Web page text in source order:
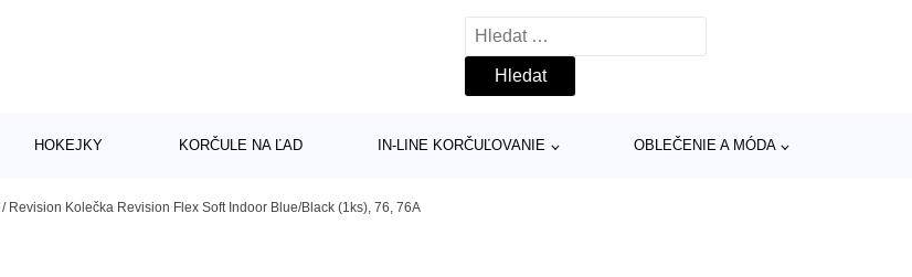
Vyhledávání
HOKEJKY KORČULE NA ĽAD IN-LINE KORČUĽOVANIE OBLEČENIE A MÓDA
/ Revision Kolečka Revision Flex Soft Indoor Blue/Black (1ks), 76, 76A